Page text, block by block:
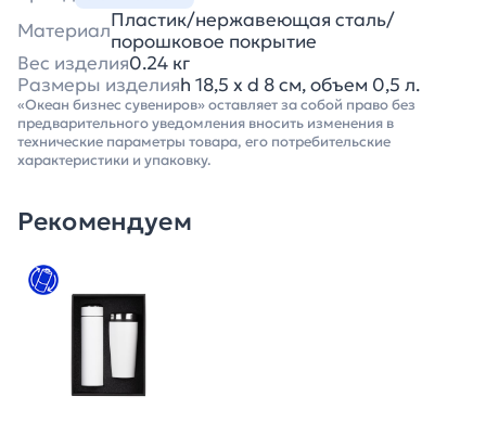
МатериалПластик/нержавеющая сталь/
порошковое покрытие
Вес изделия0.24 кг
Размеры изделияh 18,5 x d 8 см, объем 0,5 л.
«Океан бизнес сувениров» оставляет за собой право без
предварительного уведомления вносить изменения в
технические параметры товара, его потребительские
характеристики и упаковку.
Рекомендуем